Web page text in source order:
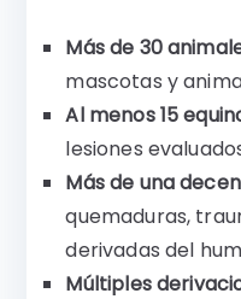
Más de 30
mascotas y
Al menos 15
lesiones
Más de una
quemaduras,
derivadas del
Múltiples